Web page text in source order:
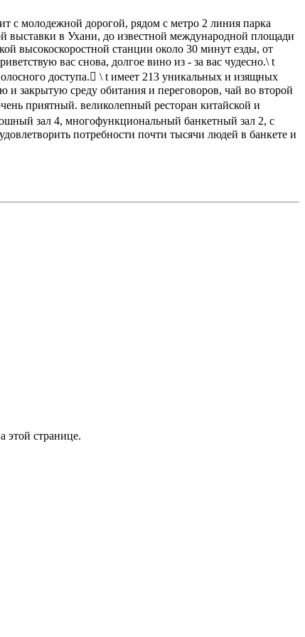
с молодежной дорогой, рядом с метро 2 линия парка
в Ухани, до известной международной площади
высокоскоростной станции около 30 минут езды, от
вас снова, долгое вино из - за вас чудесно.\ t
доступа. \ t имеет 213 уникальных и изящных
закрытую среду обитания и переговоров, чай во второй
приятный. великолепный ресторан китайской и
зал 4, многофункциональный банкетный зал 2, с
потребности почти тысячи людей в банкете и
этой странице.